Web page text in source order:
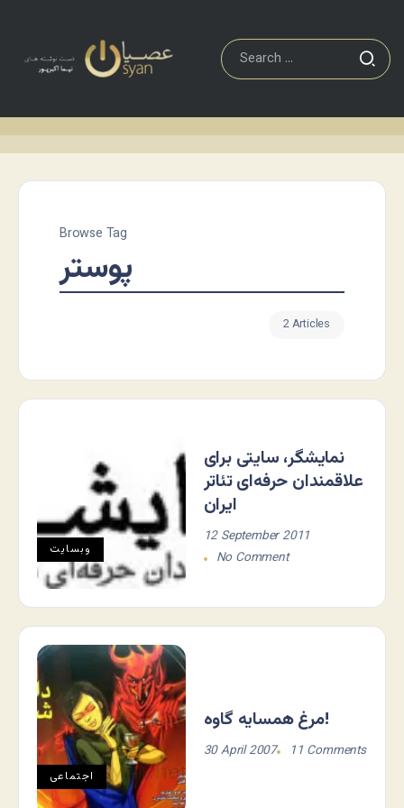
Browse Tag
پوستر
2 Articles
وبسایت
نمایشگر، سایتی برای
علاقمندان حرفه‌ای تئاتر
ایران
12 September 2011
No Comment
اجتماعی
مرغ همسایه گاوه!
30 April 2007 11 Comments